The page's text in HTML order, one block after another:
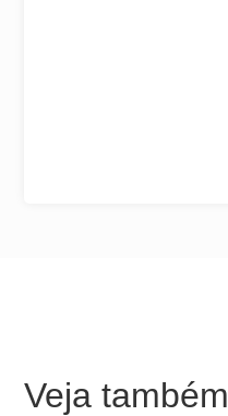
Veja também